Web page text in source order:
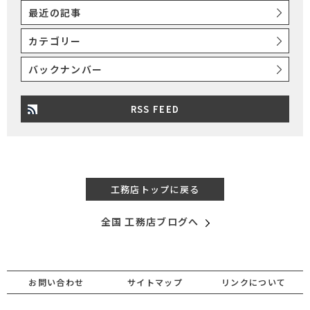
最近の記事
カテゴリー
バックナンバー
RSS FEED
工務店トップに戻る
全国 工務店ブログへ
お問い合わせ サイトマップ リンクについて